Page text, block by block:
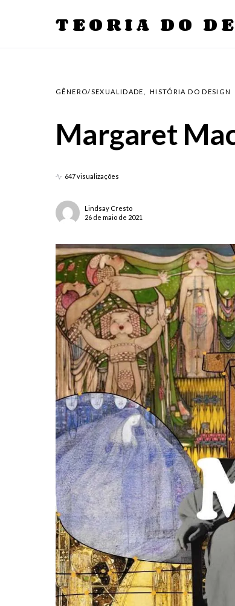
TEORIA DO
GÊNERO/SEXUALIDADE HISTÓRIA DO DESIGN
Margaret
647 visualizações
Lindsay Cresto
26 de maio de 2021